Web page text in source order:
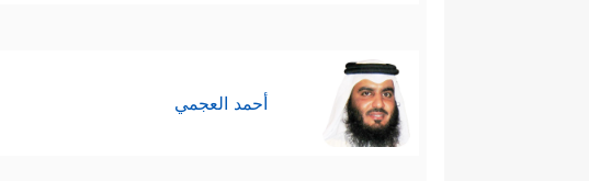
أحمد العجمي